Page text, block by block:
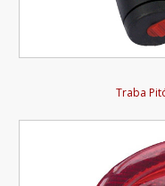
Traba